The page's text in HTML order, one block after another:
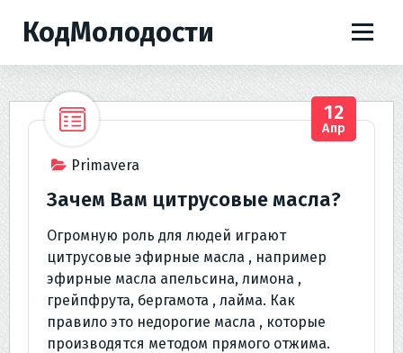
е
КодМолодости
Primavera
12
Апр
Зачем Вам цитрусовые масла?
Огромную роль для людей играют
цитрусовые эфирные масла , например
эфирные масла апельсина, лимона ,
грейпфрута, бергамота , лайма. Как
правило это недорогие масла , которые
производятся методом прямого отжима.